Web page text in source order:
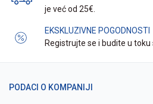
je već od 25€.
EKSKLUZIVNE POGODNOSTI
Registrujte se i budite u toku
PODACI O KOMPANIJI